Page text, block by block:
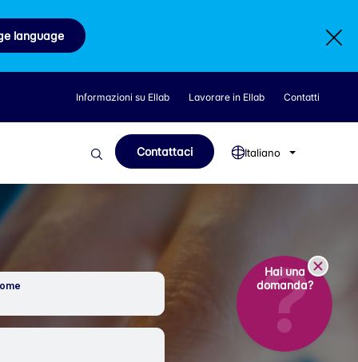
language
Informazioni su Ellab Lavorare in Ellab Contatti
Contattaci Italiano
Hai una
domanda?